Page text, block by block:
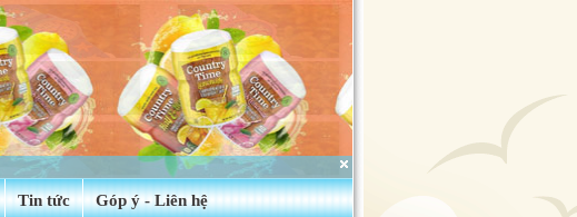
Tin tức Góp ý - Liên hệ